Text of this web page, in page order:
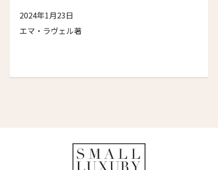
ホテル・ディンギルテッラ
Hotel d'Inghilterra
ホテル・ロード・バイロン
2024年1月23日
エマ・ラヴェル著